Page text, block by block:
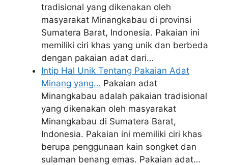
tradisional yang dikenakan oleh
masyarakat Minangkabau di provinsi
Sumatera Barat, Indonesia. Pakaian ini
memiliki ciri khas yang unik dan berbeda
dengan pakaian adat dari…
Intip Hal Unik Tentang Pakaian Adat
Minang yang… Pakaian adat
Minangkabau adalah pakaian tradisional
yang dikenakan oleh masyarakat
Minangkabau di Sumatera Barat,
Indonesia. Pakaian ini memiliki ciri khas
berupa penggunaan kain songket dan
sulaman benang emas. Pakaian adat…